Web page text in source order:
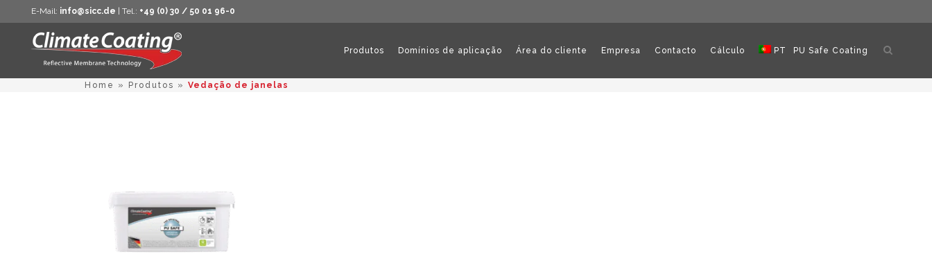
E-Mail: info@sicc.de | Tel.: +49 (0) 30 / 50 01 96-0
Abrir
Produtos Domínios de aplicação Área do cliente Empresa Contacto Cálculo PT PU Safe Coating
Home » Produtos » Vedação de janelas